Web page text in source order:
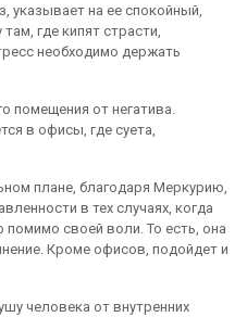
указывает на ее спокойный,
где кипят страсти,
необходимо держать
помещения от негатива.
в офисы, где суета,
плане, благодаря Меркурию,
в тех случаях, когда
своей воли. То есть, она
Кроме офисов, подойдет и
человека от внутренних